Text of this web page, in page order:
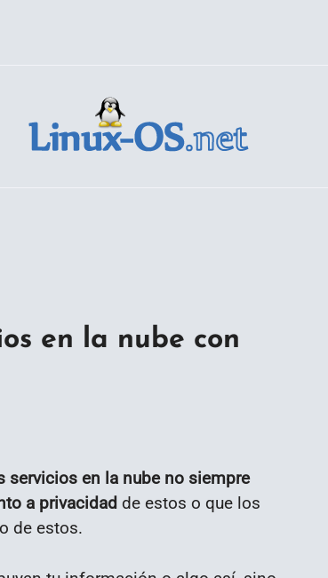
en la nube con
servicios en la nube no siempre
a privacidad de estos o que los
de estos.